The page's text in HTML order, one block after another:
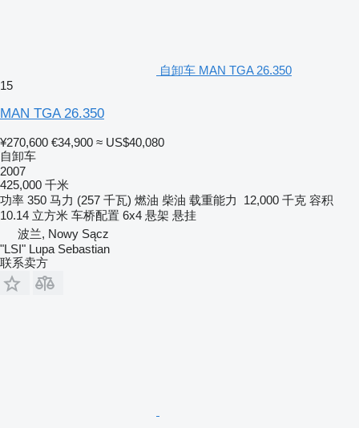
自卸车 MAN TGA 26.350
15
MAN TGA 26.350
¥270,600 €34,900 ≈ US$40,080
自卸车
2007
425,000 千米
功率 350 马力 (257 千瓦) 燃油 柴油 载重能力 12,000 千克 容积
10.14 立方米 车桥配置 6x4 悬架 悬挂
波兰, Nowy Sącz
"LSI" Lupa Sebastian
联系卖方